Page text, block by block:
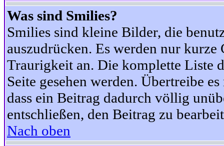
Was sind Smilies?
Smilies sind kleine Bilder, die
auszudrücken. Es werden nur
Traurigkeit an. Die komplette Liste
Seite gesehen werden. Übertreibe
dass ein Beitrag dadurch völlig
entschließen, den Beitrag zu
Nach oben